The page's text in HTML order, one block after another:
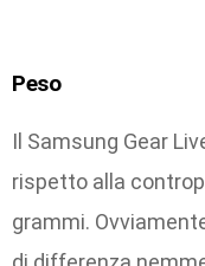
Peso
Il Samsung Gear
rispetto alla
grammi.